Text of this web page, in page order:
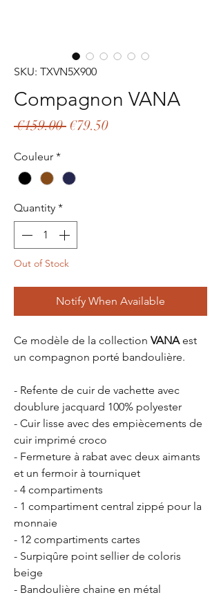
SKU: TXVN5X900
Compagnon VANA
€159.00 Regular
€79.50Sale
Couleur *
Quantity *
Out of Stock
Notify When Available
Ce modèle de la collection VANAest
un compagnon porté bandoulière.
- Refente de cuir de vachette avec
doublure jacquard 100% polyester
- Cuir lisse avec des empiècements de
cuir imprimé croco
- Fermeture à rabat avec deux aimants
et un fermoir à tourniquet
- 4 compartiments
- 1 compartiment central zippé pour la
monnaie
- 12 compartiments cartes
- Surpiqûre point sellier de coloris
beige
- Bandoulière chaine en métal